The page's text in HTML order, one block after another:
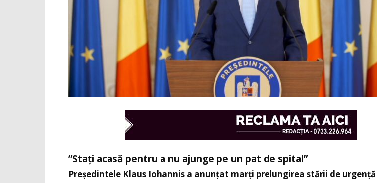
”Stați acasă pentru a nu ajunge pe un pat de spital”
Președintele Klaus Iohannis a anunțat marți prelungirea stării de